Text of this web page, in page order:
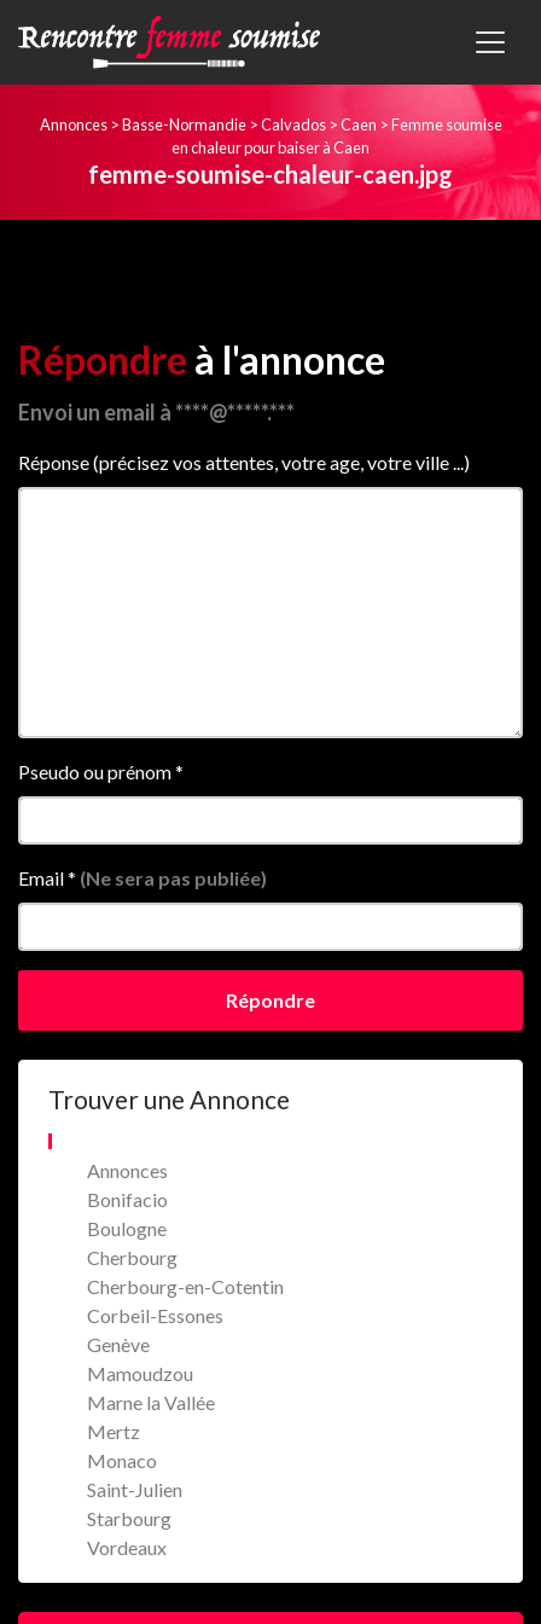
Annonces>Basse-Normandie>Calvados>Caen >Femme soumise
en chaleur pour baiser à Caen
femme-soumise-chaleur-caen.jpg
Répondre à l'annonce
Envoi un email à ****@*****.***
Réponse (précisez vos attentes, votre age, votre ville ...)
Pseudo ou prénom*
Email* (Ne sera pas publiée)
Répondre
Trouver une Annonce
Annonces
Bonifacio
Boulogne
Cherbourg
Cherbourg-en-Cotentin
Corbeil-Essones
Genève
Mamoudzou
Marne la Vallée
Mertz
Monaco
Saint-Julien
Starbourg
Vordeaux